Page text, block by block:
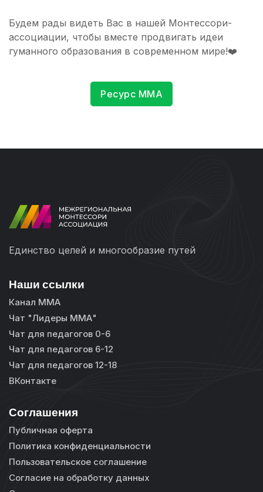
Будем рады видеть Вас в нашей Монтессори-
ассоциации, чтобы вместе продвигать идеи
гуманного образования в современном мире!❤️
Ресурс ММА
Единство целей и многообразие путей
Наши ссылки
Канал ММА
Чат "Лидеры ММА"
Чат для педагогов 0-6
Чат для педагогов 6-12
Чат для педагогов 12-18
ВКонтакте
Соглашения
Публичная оферта
Политика конфиденциальности
Пользовательское соглашение
Согласие на обработку данных